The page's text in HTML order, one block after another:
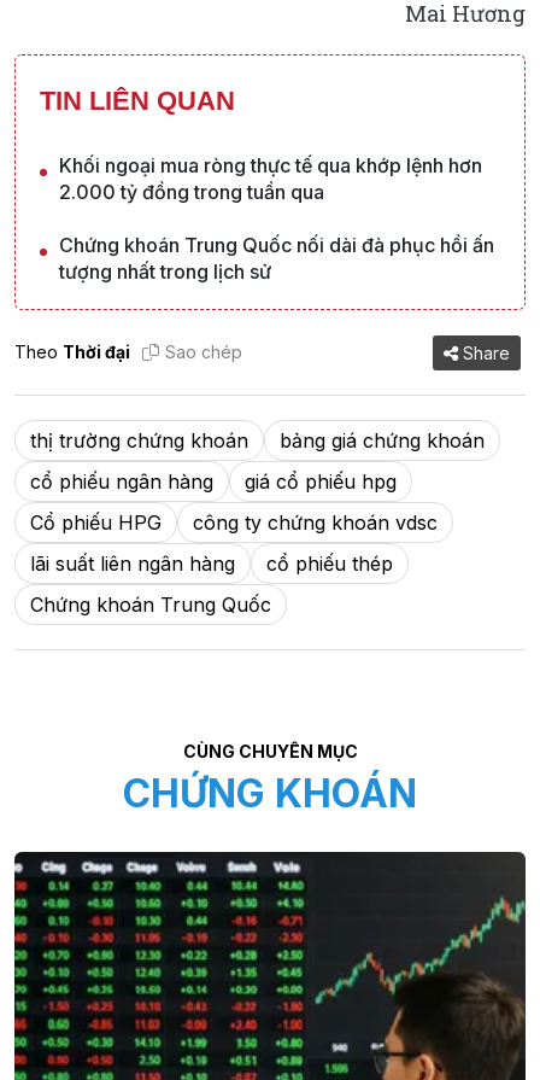
Mai Hương
TIN LIÊN QUAN
Khối ngoại mua ròng thực tế qua khớp lệnh hơn
2.000 tỷ đồng trong tuần qua
Chứng khoán Trung Quốc nối dài đà phục hồi ấn
tượng nhất trong lịch sử
Theo Thời đại Sao chép Share
thị trường chứng khoán
bảng giá chứng khoán
cổ phiếu ngân hàng
giá cổ phiếu hpg
Cổ phiếu HPG
công ty chứng khoán vdsc
lãi suất liên ngân hàng
cổ phiếu thép
Chứng khoán Trung Quốc
CÙNG CHUYÊN MỤC
CHỨNG KHOÁN